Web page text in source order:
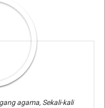
agama, Sekali-kali